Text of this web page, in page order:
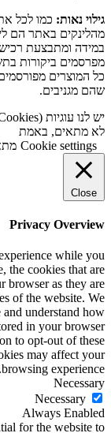
גילוי נאות: כמו לכל
מהלינקים באתר הם
במידה ומתבצעת
מפרסמים ביקורות
כל המוצרים
שהם מגניבים.
לא מתאים, באמת
Cookie settings
Close
Privacy Overview
while you
the cookies that are
browser as they are
of the website. We
understand how
in your browser
to opt-out of these
may affect your
browsing experience.
Necessary
Necessary
Always Enabled
for the website to